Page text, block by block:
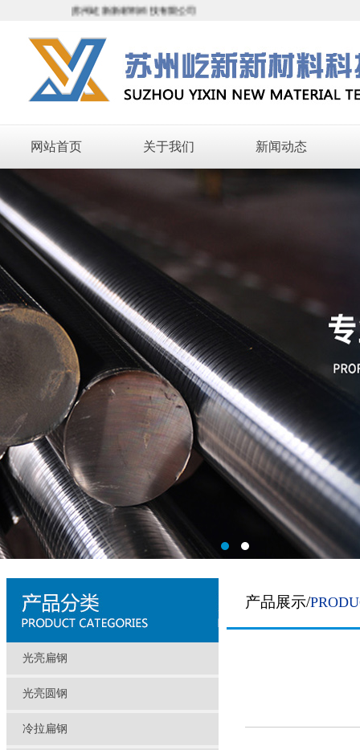
苏州屹新新材料科技有限公司
网站首页 关于我们 新闻动态
光亮扁钢
光亮圆钢
冷拉扁钢
产品展示/